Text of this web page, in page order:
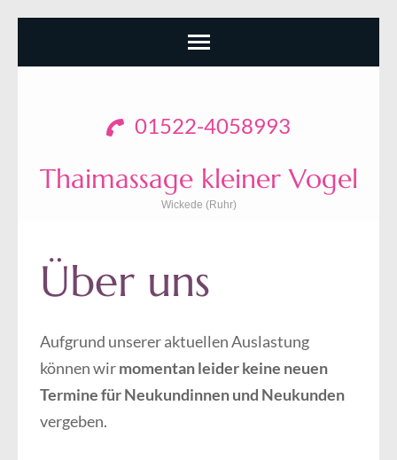
drücken)
01522-4058993
Thaimassage kleiner Vogel
Wickede (Ruhr)
Über uns
Aufgrund unserer aktuellen Auslastung
können wirmomentan leider keine neuen
Termine für Neukundinnen und Neukunden
vergeben.